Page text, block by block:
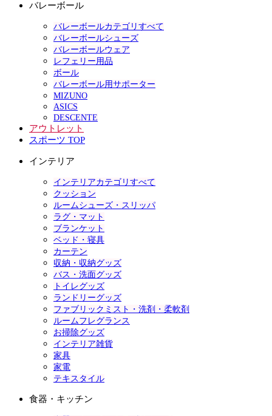
バレーボール
バレーボールカテゴリすべて
バレーボールシューズ
バレーボールウェア
レフェリー用品
ボール
バレーボール用サポーター
MIZUNO
ASICS
DESCENTE
アウトレット
スポーツ TOP
インテリア
インテリアカテゴリすべて
クッション
ルームシューズ・スリッパ
ラグ・マット
ブランケット
ベッド・寝具
カーテン
収納・収納グッズ
バス・洗面グッズ
トイレグッズ
ランドリーグッズ
ファブリックミスト・洗剤・柔軟剤
ルームフレグランス
お掃除グッズ
インテリア雑貨
家具
家電
テキスタイル
食器・キッチン